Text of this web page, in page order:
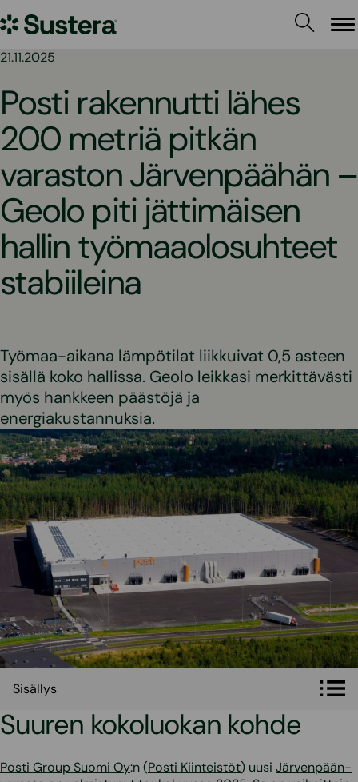
sisältöön
Sustera
21.11.2025
Posti rakennutti lähes
200 metriä pitkän
varaston Järvenpäähän –
Geolo piti jättimäisen
hallin työmaaolosuhteet
stabiileina
Työmaa-aikana lämpötilat liikkuivat 0,5 asteen
sisällä koko hallissa. Geolo leikkasi merkittävästi
myös hankkeen päästöjä ja
energiakustannuksia.
Sisällys
Suuren kokoluokan kohde
Posti Group Suomi Oy:n (Posti Kiinteistöt) uusi Järvenpään-